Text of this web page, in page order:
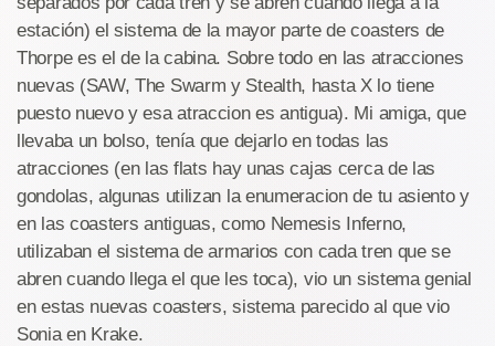
estación) el sistema de la mayor parte de coasters de
Thorpe es el de la cabina. Sobre todo en las atracciones
nuevas (SAW, The Swarm y Stealth, hasta X lo tiene
puesto nuevo y esa atraccion es antigua). Mi amiga, que
llevaba un bolso, tenía que dejarlo en todas las
atracciones (en las flats hay unas cajas cerca de las
gondolas, algunas utilizan la enumeracion de tu asiento y
en las coasters antiguas, como Nemesis Inferno,
utilizaban el sistema de armarios con cada tren que se
abren cuando llega el que les toca), vio un sistema genial
en estas nuevas coasters, sistema parecido al que vio
Sonia en Krake.